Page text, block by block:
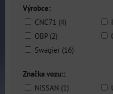
Výrobce:
CNC71 (4)
OBP (2)
Swagier (16)
Značka vozu::
NISSAN (1)